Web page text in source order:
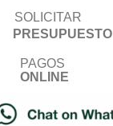
SOLICITAR
PRESUPUESTO
PAGOS
ONLINE